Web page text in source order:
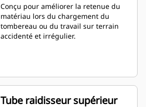
Conçu pour améliorer la retenue du
matériau lors du chargement du
tombereau ou du travail sur terrain
accidenté et irrégulier.
Tube raidisseur supérieur